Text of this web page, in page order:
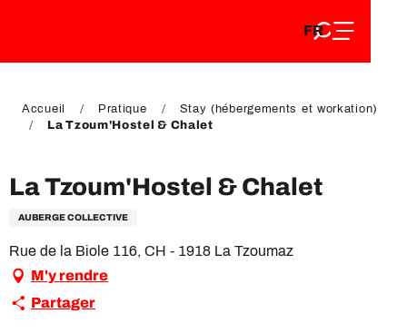
DE
FR
EN
Accueil Pratique
Stay (hébergements et workation)
La Tzoum'Hostel & Chalet
La Tzoum'Hostel & Chalet
AUBERGE COLLECTIVE
Rue de la Biole 116, CH - 1918 La Tzoumaz
M'y rendre
Partager